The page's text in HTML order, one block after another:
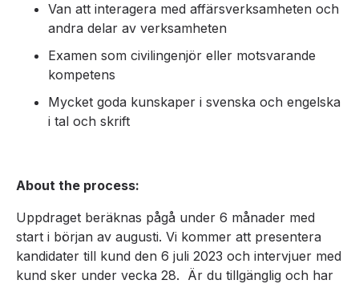
Van att interagera med affärsverksamheten och
andra delar av verksamheten
Examen som civilingenjör eller motsvarande
kompetens
Mycket goda kunskaper i svenska och engelska
i tal och skrift
About the process:
Uppdraget beräknas pågå under 6 månader med
start i början av augusti. Vi kommer att presentera
kandidater till kund den 6 juli 2023 och intervjuer med
kund sker under vecka 28. Är du tillgänglig och har